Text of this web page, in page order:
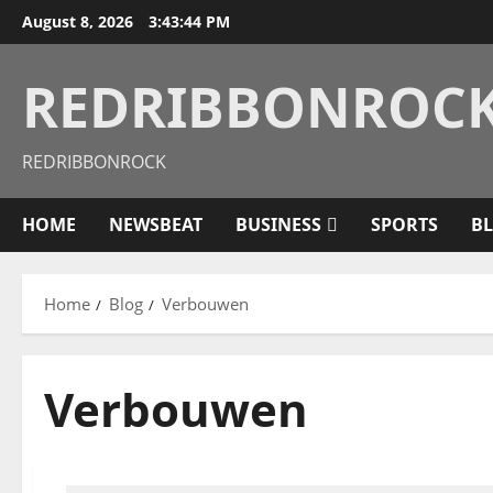
August 8, 2026 3:43:45 PM
REDRIBBONROCK
HOME NEWSBEAT BUSINESS SPORTS
Home Blog Verbouwen
Verbouwen